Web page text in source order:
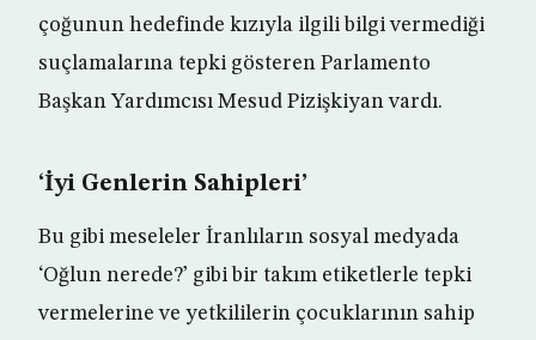
çoğunun hedefinde kızıyla ilgili bilgi vermediği
suçlamalarına tepki gösteren Parlamento
Başkan Yardımcısı Mesud Pizişkiyan vardı.
‘İyi Genlerin Sahipleri’
Bu gibi meseleler İranlıların sosyal medyada
‘Oğlun nerede?’ gibi bir takım etiketlerle tepki
vermelerine ve yetkililerin çocuklarının sahip